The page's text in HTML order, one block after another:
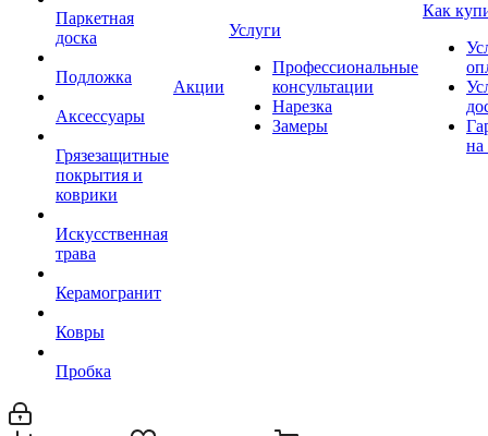
Паркетная
доска
Подложка
Аксессуары
Грязезащитные
покрытия и
коврики
Искусственная
трава
Керамогранит
Ковры
Пробка
Акции
Услуги
Профессиональные
консультации
Нарезка
Замеры
Как
на